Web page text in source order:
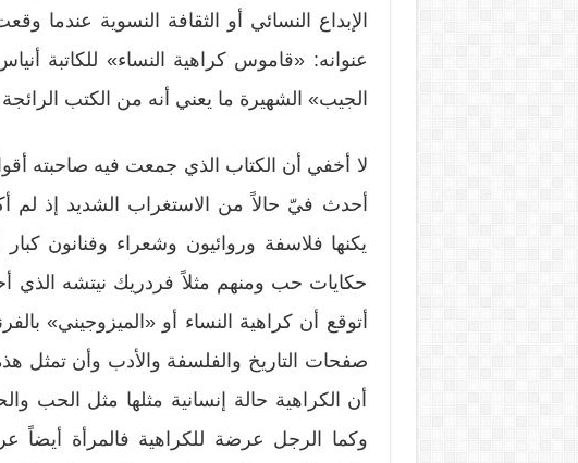
الإبداع النسائي أو الثقافة النسوية عندما
عنوانه: «قاموس كراهية النساء» للكاتبة
الجيب» الشهيرة ما يعني أنه من الكتب الرائجة
لا أخفي أن الكتاب الذي جمعت فيه صاحبته
أحدث فيّ حالاً من الاستغراب الشديد إذ لم
يكنها فلاسفة وروائيون وشعراء وفنانون
حكايات حب ومنهم مثلاً فردريك نيتشه الذي
أتوقع أن كراهية النساء أو «الميزوجيني»
صفحات التاريخ والفلسفة والأدب وأن تمثل
أن الكراهية حالة إنسانية مثلها مثل الحب
وكما الرجل عرضة للكراهية فالمرأة أيضاً